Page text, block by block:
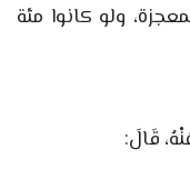
ولو كانوا مئة
قَالَ: